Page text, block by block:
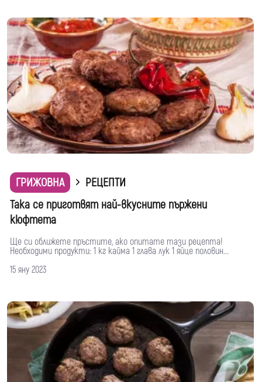
ГРИЖОВНА
РЕЦЕПТИ
Така се приготвят най-вкусните пържени
кюфтета
Ще си оближете пръстите, ако опитате тази рецепта!
Необходими продукти: 1 кг кайма 1 глава лук 1 яйце половин...
15 яну 2023